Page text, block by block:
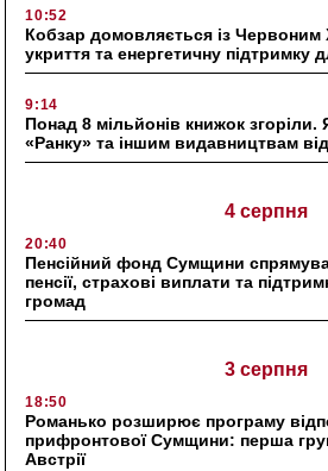
10:52
Кобзар домовляється із Червоним
укриття та енергетичну підтримку
9:14
Понад 8 мільйонів книжок згоріли.
«Ранку» та іншим видавництвам
4 серпня
20:40
Пенсійний фонд Сумщини
пенсії, страхові виплати та
громад
3 серпня
18:50
Романько розширює програму
прифронтової Сумщини: перша
Австрії